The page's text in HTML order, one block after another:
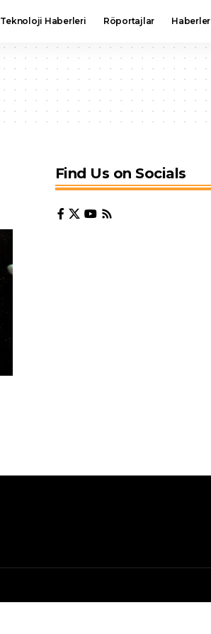
Teknoloji Haberleri Röportajlar Haberler
Find Us on Socials